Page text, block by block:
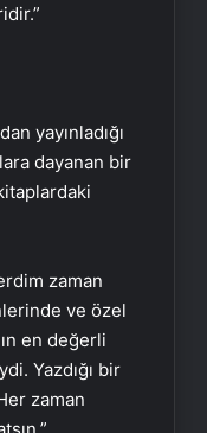
yayınladığı
dayanan bir
zaman
ve özel
en değerli
Yazdığı bir
zaman
ve Ötesi :
ve Web
İle Akıllı